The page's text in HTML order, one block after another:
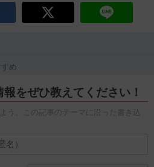
め
をぜひ教えてください！
う、この記事のテーマに沿った書き込